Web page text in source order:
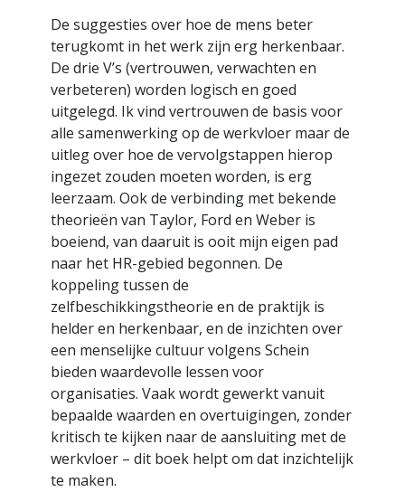
De suggesties over hoe de mens beter
terugkomt in het werk zijn erg herkenbaar.
De drie V’s (vertrouwen, verwachten en
verbeteren) worden logisch en goed
uitgelegd. Ik vind vertrouwen de basis voor
alle samenwerking op de werkvloer maar de
uitleg over hoe de vervolgstappen hierop
ingezet zouden moeten worden, is erg
leerzaam. Ook de verbinding met bekende
theorieën van Taylor, Ford en Weber is
boeiend, van daaruit is ooit mijn eigen pad
naar het HR-gebied begonnen. De
koppeling tussen de
zelfbeschikkingstheorie en de praktijk is
helder en herkenbaar, en de inzichten over
een menselijke cultuur volgens Schein
bieden waardevolle lessen voor
organisaties. Vaak wordt gewerkt vanuit
bepaalde waarden en overtuigingen, zonder
kritisch te kijken naar de aansluiting met de
werkvloer – dit boek helpt om dat inzichtelijk
te maken.